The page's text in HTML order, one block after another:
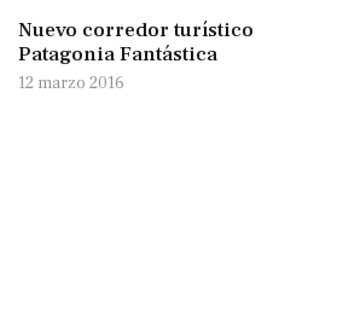
Nuevo corredor turístico
Patagonia Fantástica
12 marzo 2016